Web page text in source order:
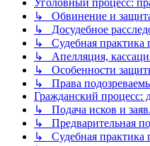
Уголовный процесс:
↳ Обвинение и
↳ Досудебное
↳ Судебная практика
↳ Апелляция,
↳ Особенности
↳ Права
Гражданский процесс:
↳ Подача исков и
↳ Предварительная
↳ Судебная практика